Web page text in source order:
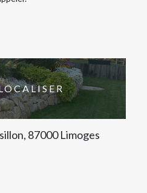
87000 Limoges